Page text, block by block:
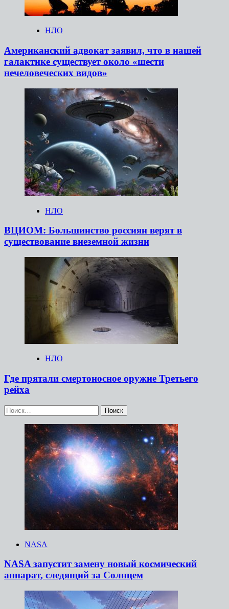
НЛО
Американский адвокат заявил, что в нашей
галактике существует около «шести
нечеловеческих видов»
НЛО
ВЦИОМ: Большинство россиян верят в
существование внеземной жизни
НЛО
Где прятали смертоносное оружие Третьего
рейха
Найти:
NASA
NASA запустит замену новый космический
аппарат, следящий за Солнцем